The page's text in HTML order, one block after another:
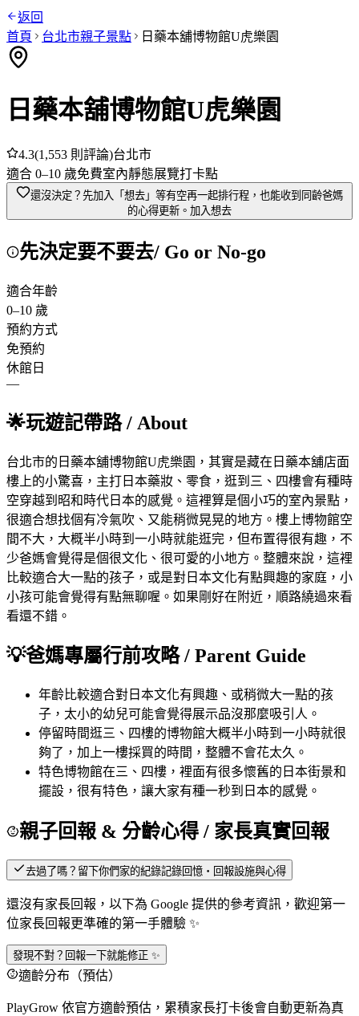
返回
首頁
台北市親子景點 日藥本舖博物館U虎樂園
日藥本舖博物館U虎樂園
4.3(1,553 則評論)台北市
適合 0–10 歲免費室內靜態展覽打卡點
還沒決定？先加入「想去」 等有空再一起排行程，也能收到同齡爸媽
的心得更新。 加入想去
先決定要不要去/ Go or No-go
適合年齡
0–10 歲
預約方式
免預約
休館日
—
🌟玩遊記帶路/ About
台北市的日藥本舖博物館U虎樂園，其實是藏在日藥本舖店面
樓上的小驚喜，主打日本藥妝、零食，逛到三、四樓會有種時
空穿越到昭和時代日本的感覺。這裡算是個小巧的室內景點，
很適合想找個有冷氣吹、又能稍微晃晃的地方。樓上博物館空
間不大，大概半小時到一小時就能逛完，但布置得很有趣，不
少爸媽會覺得是個很文化、很可愛的小地方。整體來說，這裡
比較適合大一點的孩子，或是對日本文化有點興趣的家庭，小
小孩可能會覺得有點無聊喔。如果剛好在附近，順路繞過來看
看還不錯。
💡爸媽專屬行前攻略 / Parent Guide
年齡比較適合對日本文化有興趣、或稍微大一點的孩
子，太小的幼兒可能會覺得展示品沒那麼吸引人。
停留時間逛三、四樓的博物館大概半小時到一小時就很
夠了，加上一樓採買的時間，整體不會花太久。
特色博物館在三、四樓，裡面有很多懷舊的日本街景和
擺設，很有特色，讓大家有種一秒到日本的感覺。
親子回報 & 分齡心得 / 家長真實回報
去過了嗎？留下你們家的紀錄記錄回憶・回報設施與心得
還沒有家長回報，以下為 Google 提供的參考資訊，歡迎第一
位家長回報更準確的第一手體驗 ✨
發現不對？回報一下就能修正 ✨
適齡分布（預估）
PlayGrow 依官方適齡預估，累積家長打卡後會自動更新為真